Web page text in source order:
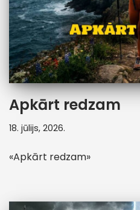
Apkārt redzam
18. jūlijs, 2026.
«Apkārt redzam»